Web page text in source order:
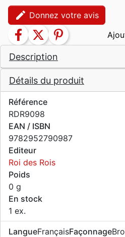
Description
Détails du produit
Référence
RDR9098
EAN / ISBN
9782952790987
Editeur
Roi des Rois
Poids
0 g
En stock
1 ex.
LangueFrançaisFaçonnage
edit Donnez votre avis
facebook twitter pinterest